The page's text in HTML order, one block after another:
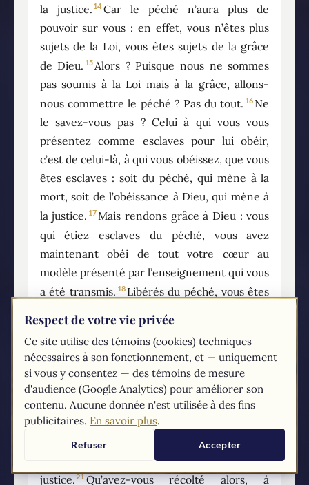
la justice. 14Car le péché n’aura plus de
pouvoir sur vous : en effet, vous n’êtes plus
sujets de la Loi, vous êtes sujets de la grâce
de Dieu. 15Alors ? Puisque nous ne sommes
pas soumis à la Loi mais à la grâce, allons-
nous commettre le péché ? Pas du tout. 16 Ne
le savez-vous pas ? Celui à qui vous vous
présentez comme esclaves pour lui obéir,
c’est de celui-là, à qui vous obéissez, que vous
êtes esclaves : soit du péché, qui mène à la
mort, soit de l’obéissance à Dieu, qui mène à
la justice. 17Mais rendons grâce à Dieu : vous
qui étiez esclaves du péché, vous avez
maintenant obéi de tout votre cœur au
modèle présenté par l’enseignement qui vous
a été transmis. 18 Libérés du péché, vous êtes
devenus esclaves de la justice.
langage humain, adapté à votre faiblesse.
Vous aviez mis les membres de votre corps au
service de l’impureté et du désordre, ce qui
mène au désordre ; de la même manière,
mettez-les à présent au service de la justice,
ce qui mène à la sainteté.
esclaves du péché, vous étiez libres par
rapport aux exigences de la
justice.21Qu’avez-vous récolté alors, à
Respect de votre vie privée
Ce site utilise des témoins (cookies) techniques
nécessaires à son fonctionnement, et — uniquement
si vous y consentez — des témoins de mesure
d'audience (Google Analytics) pour améliorer son
contenu. Aucune donnée n'est utilisée à des fins
publicitaires. En savoir plus.
Refuser Accepter